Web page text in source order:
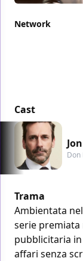
Network
Cast
Trama
Ambientata
serie premiata
pubblicitaria
affari senza